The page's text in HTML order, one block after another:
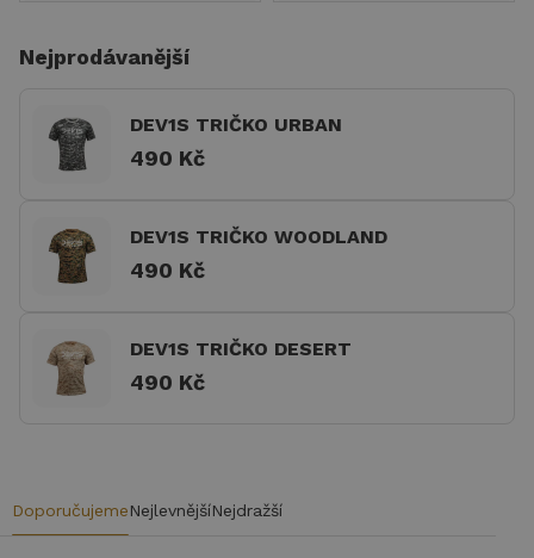
Nejprodávanější
DEV1S TRIČKO URBAN
490 Kč
DEV1S TRIČKO WOODLAND
490 Kč
DEV1S TRIČKO DESERT
490 Kč
DoporučujemeNejlevnějšíNejdražší